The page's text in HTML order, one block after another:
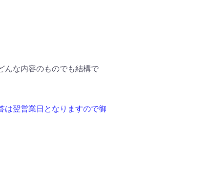
んな内容のものでも結構で
は翌営業日となりますので御